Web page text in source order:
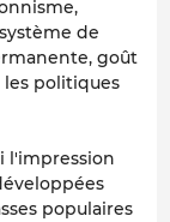
de
goût
les politiques
l'impression
populaires